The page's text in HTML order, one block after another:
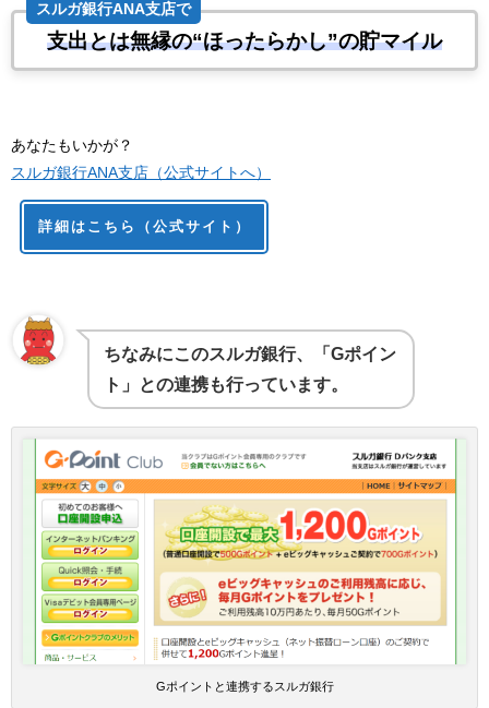
スルガ銀行ANA支店で
支出とは無縁の“ほったらかし”の貯マイル
あなたもいかが？
スルガ銀行ANA支店（公式サイトへ）
詳細はこちら（公式サイト）
ちなみにこのスルガ銀行、「Gポイン
ト」との連携も行っています。
Gポイントと連携するスルガ銀行